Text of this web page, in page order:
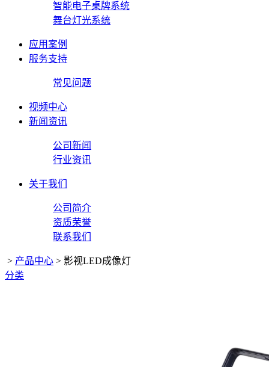
智能电子桌牌系统
舞台灯光系统
应用案例
服务支持
常见问题
视频中心
新闻资讯
公司新闻
行业资讯
关于我们
公司简介
资质荣誉
联系我们
> 产品中心 > 影视LED成像灯
分类